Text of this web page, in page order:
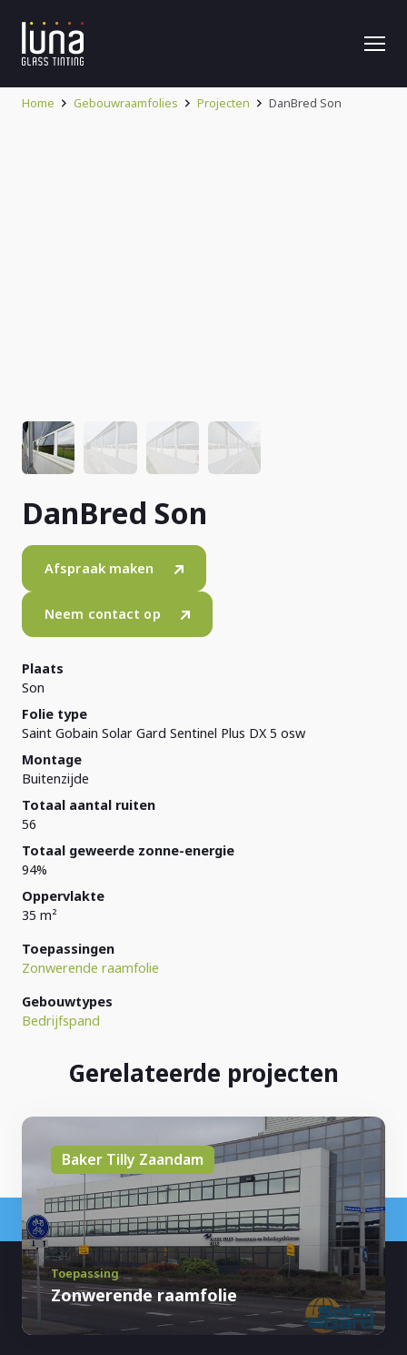
Home Gebouwraamfolies Projecten DanBred Son
DanBred Son
Afspraak maken
Neem contact op
Plaats
Son
Folie type
Saint Gobain Solar Gard Sentinel Plus DX 5 osw
Montage
Buitenzijde
Totaal aantal ruiten
56
Totaal geweerde zonne-energie
94%
Oppervlakte
35 m²
Toepassingen
Zonwerende raamfolie
Gebouwtypes
Bedrijfspand
Gerelateerde projecten
Baker Tilly Zaandam
Toepassing
Zonwerende raamfolie